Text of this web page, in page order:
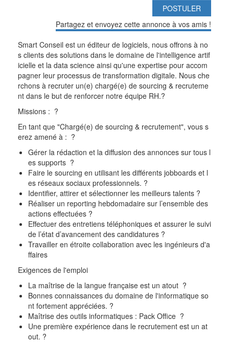
POSTULER
Partagez et envoyez cette annonce à vos amis !
Smart Conseil est un éditeur de logiciels, nous offrons à no
s clients des solutions dans le domaine de l'intelligence artif
icielle et la data science ainsi qu'une expertise pour accom
pagner leur processus de transformation digitale. Nous che
rchons à recruter un(e) chargé(e) de sourcing & recruteme
nt dans le but de renforcer notre équipe RH.?
Missions : ?
En tant que "Chargé(e) de sourcing & recrutement", vous s
erez amené à : ?
Gérer la rédaction et la diffusion des annonces sur tous l
es supports ?
Faire le sourcing en utilisant les différents jobboards et l
es réseaux sociaux professionnels. ?
Identifier, attirer et sélectionner les meilleurs talents ?
Réaliser un reporting hebdomadaire sur l’ensemble des
actions effectuées ?
Effectuer des entretiens téléphoniques et assurer le suivi
de l’état d’avancement des candidatures ?
Travailler en étroite collaboration avec les ingénieurs d'a
ffaires
Exigences de l'emploi
La maîtrise de la langue française est un atout ?
Bonnes connaissances du domaine de l'informatique so
nt fortement appréciées. ?
Maîtrise des outils informatiques : Pack Office ?
Une première expérience dans le recrutement est un at
out. ?